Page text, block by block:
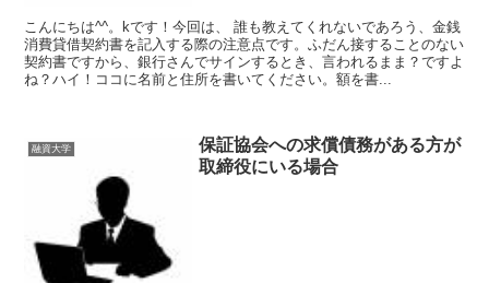
こんにちは^^。kです！今回は、 誰も教えてくれないであろう、金銭
消費貸借契約書を記入する際の注意点です。ふだん接することのない
契約書ですから、銀行さんでサインするとき、言われるまま？ですよ
ね？ハイ！ココに名前と住所を書いてください。額を書...
融資大学
保証協会への求償債務がある方が
取締役にいる場合